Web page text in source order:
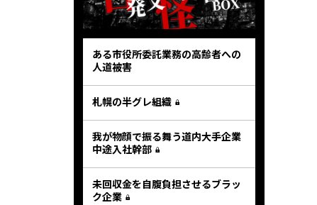
ある市役所委託業務の高齢者への
人道被害
札幌の半グレ組織
我が物顔で振る舞う道内大手企業
中途入社幹部
未回収金を自腹負担させるブラッ
ク企業